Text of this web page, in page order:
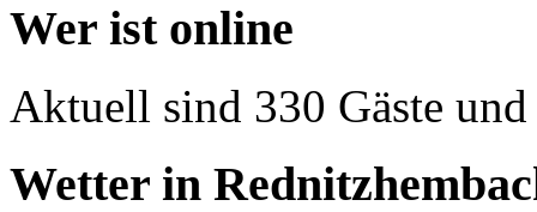
Wer ist online
Aktuell sind 330 Gäste
Wetter in